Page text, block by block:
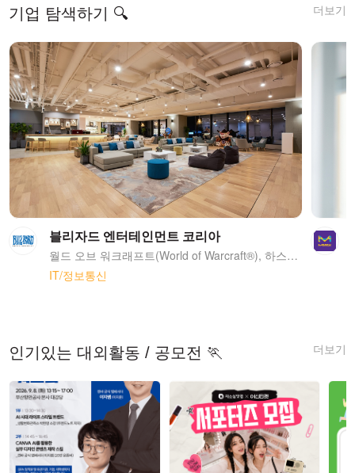
더보기
기업 탐색하기 🔍
블리자드 엔터테인먼트 코리아
월드 오브 워크래프트(World of Warcraft®), 하스스톤(Hearthstone®), 오버워치(Overwatch®), 워크래프트(Warcraft®), 스타크래프트(StarCraft®), 디아블로(Diablo®) 시리즈 등 다수의 초대형 히트작을 연이어 출시해 온 블리자드 엔터테인먼트의 한국 오피스를 소개합니다. 블리자드는 22개의 No.1 게임*을 출시한 명실공히 전세계 소프트웨어 개발 및 퍼블리싱 업계의 선두주자입니다 <span style="font-size:.8em;"> * 언급된 매출 그리고/혹은 다운로드, 회사 내부 기록 및 주요 배급 파트너 보고서에 기반함</span>
IT/정보통신
더보기
인기있는 대외활동 / 공모전 🏃